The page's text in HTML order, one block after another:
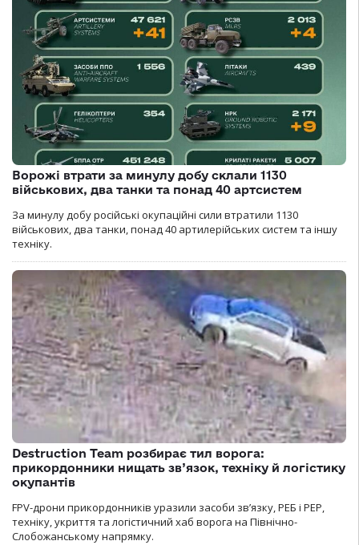
Ворожі втрати за минулу добу склали 1130
військових, два танки та понад 40 артсистем
За минулу добу російські окупаційні сили втратили 1130
військових, два танки, понад 40 артилерійських систем та іншу
техніку.
Destruction Team розбирає тил ворога:
прикордонники нищать зв’язок, техніку й логістику
окупантів
FPV-дрони прикордонників уразили засоби зв’язку, РЕБ і РЕР,
техніку, укриття та логістичний хаб ворога на Північно-
Слобожанському напрямку.